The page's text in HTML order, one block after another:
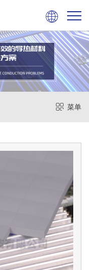

菜单